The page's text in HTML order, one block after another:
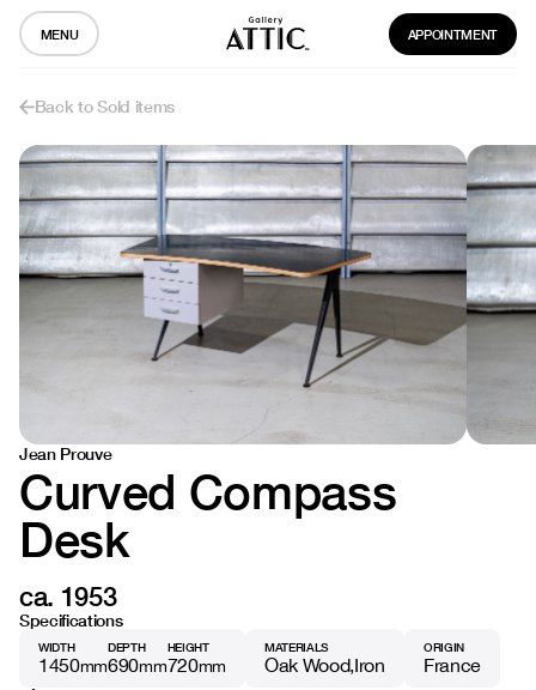
MENU APPOINTMENT
Back to Sold items
Jean Prouve
Curved Compass
Desk
ca. 1953
Specifications
WIDTH
1450mm
DEPTH
690mm
HEIGHT
720mm
MATERIALS
Oak Wood Iron
ORIGIN
France